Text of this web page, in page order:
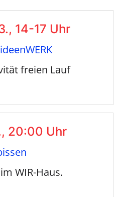
14-17 Uhr
freien Lauf
20:00 Uhr
WIR-Haus.